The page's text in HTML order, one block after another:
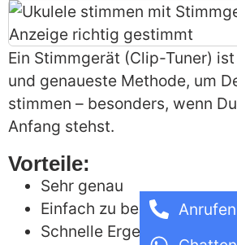
Ein Stimmgerät (Clip-Tuner)
und genaueste Methode, um
stimmen – besonders, wenn
Anfang stehst.
Vorteile:
Sehr genau
Einfach zu bedienen
Schnelle Ergebnisse
Anrufen